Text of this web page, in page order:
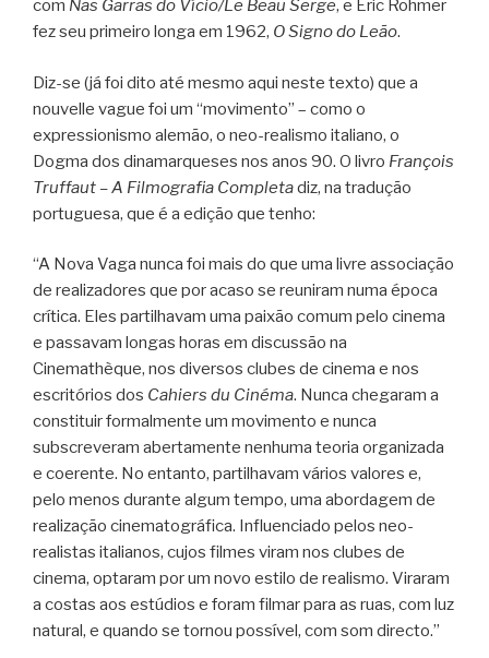
com Nas Garras do Vício/Le Beau Serge, e Éric Rohmer
fez seu primeiro longa em 1962, O Signo do Leão.
Diz-se (já foi dito até mesmo aqui neste texto) que a
nouvelle vague foi um “movimento” – como o
expressionismo alemão, o neo-realismo italiano, o
Dogma dos dinamarqueses nos anos 90. O livro François
Truffaut – A Filmografia Completadiz, na tradução
portuguesa, que é a edição que tenho:
“A Nova Vaga nunca foi mais do que uma livre associação
de realizadores que por acaso se reuniram numa época
crítica. Eles partilhavam uma paixão comum pelo cinema
e passavam longas horas em discussão na
Cinemathèque, nos diversos clubes de cinema e nos
escritórios dos Cahiers du Cinéma. Nunca chegaram a
constituir formalmente um movimento e nunca
subscreveram abertamente nenhuma teoria organizada
e coerente. No entanto, partilhavam vários valores e,
pelo menos durante algum tempo, uma abordagem de
realização cinematográfica. Influenciado pelos neo-
realistas italianos, cujos filmes viram nos clubes de
cinema, optaram por um novo estilo de realismo. Viraram
a costas aos estúdios e foram filmar para as ruas, com luz
natural, e quando se tornou possível, com som directo.”